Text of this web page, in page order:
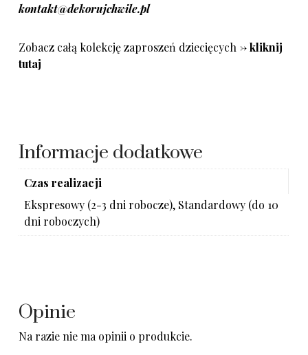
kontakt@dekorujchwile.pl
Zobacz całą kolekcję zaproszeń dziecięcych ->kliknij
tutaj
Informacje dodatkowe
Czas realizacji
Ekspresowy (2-3 dni robocze), Standardowy (do 10
dni roboczych)
Opinie
Na razie nie ma opinii o produkcie.